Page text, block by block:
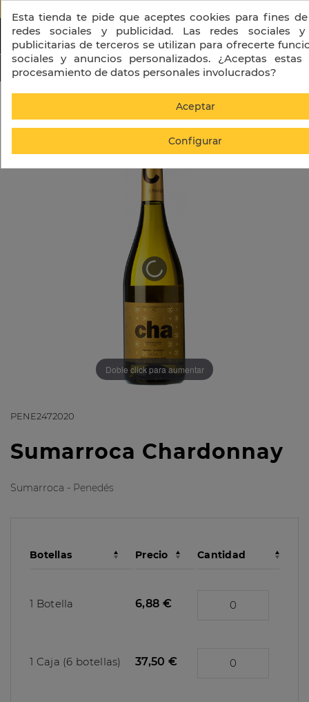
Sumarroca Chardonnay
Doble click para aumentar
PENE2472020
Sumarroca Chardonnay
Sumarroca - Penedés
Botellas Precio Cantidad
1 Botella 6,88 €
1 Caja (6 botellas) 37,50 €
Esta tienda te pide que aceptes cookies para fines
redes sociales y publicidad. Las redes sociales
publicitarias de terceros se utilizan para ofrecerte
sociales y anuncios personalizados. ¿Aceptas
procesamiento de datos personales involucrados?
Aceptar
Configurar